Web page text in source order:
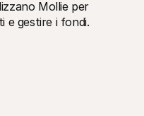
Mollie per
e gestire i fondi.